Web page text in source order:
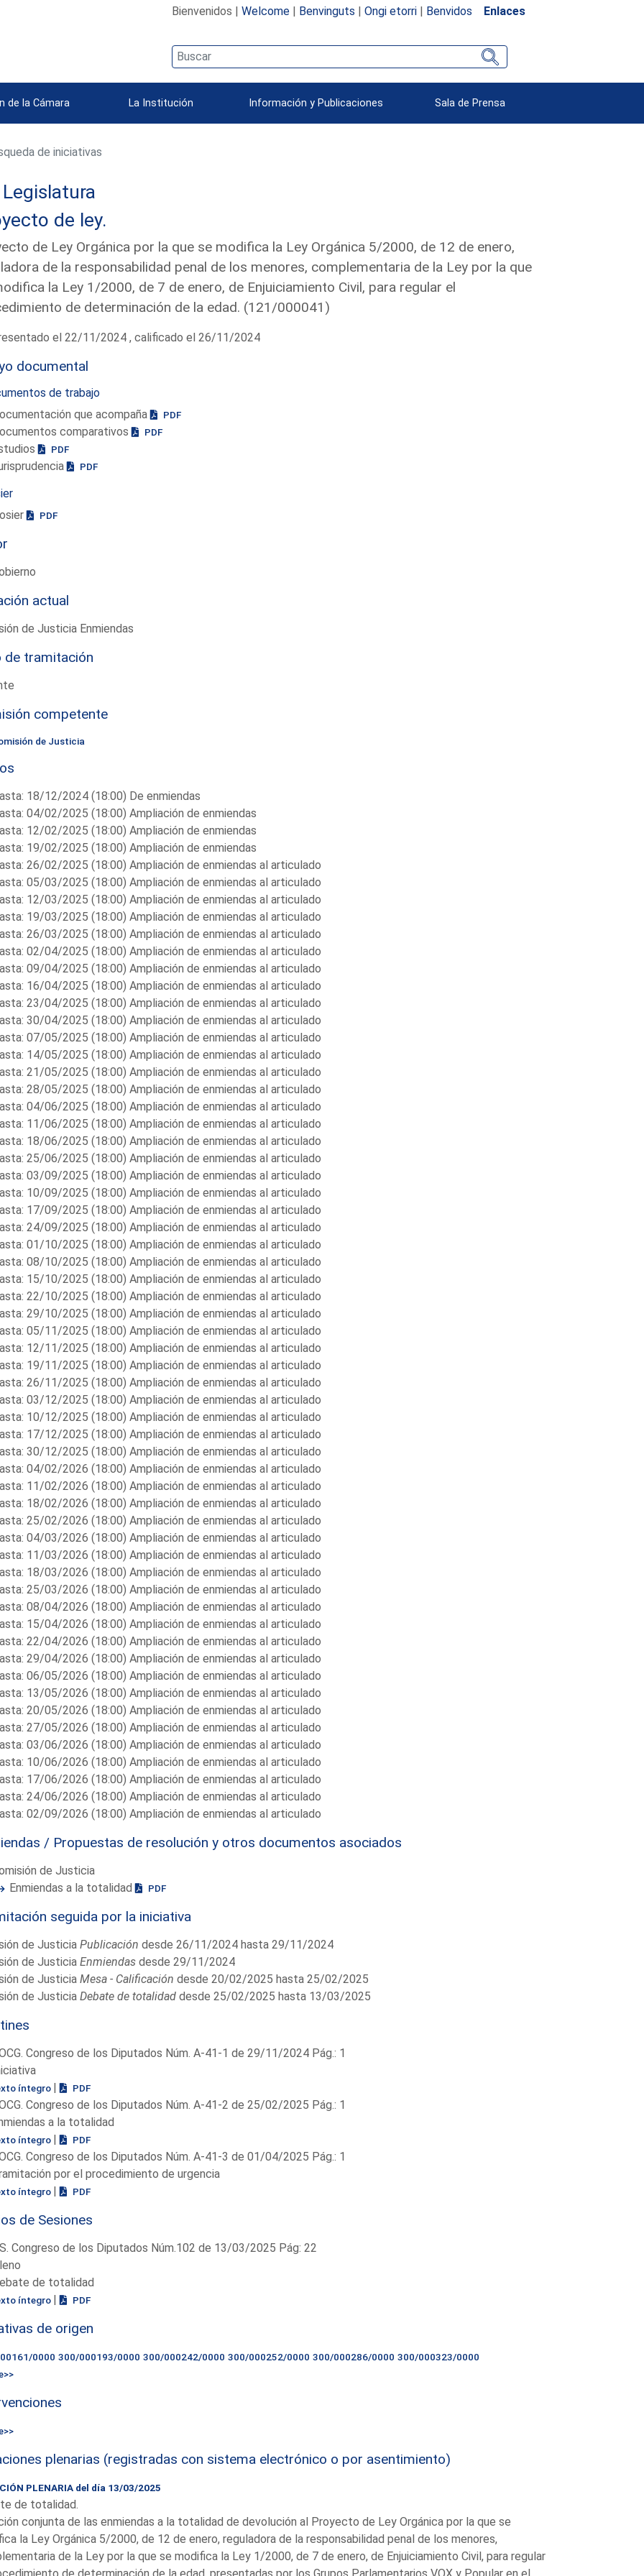
Bienvenidos | Welcome| Benvinguts | Ongi etorri| Benvidos Enlaces
de la Cámara La Institución Información y Publicaciones Sala de Prensa
de iniciativas
de ley.
de Ley Orgánica por la que se modifica la Ley Orgánica 5/2000, de 12 de enero,
de la responsabilidad penal de los menores, complementaria de la Ley por la que
la Ley 1/2000, de 7 de enero, de Enjuiciamiento Civil, para regular el
de determinación de la edad. (121/000041)
el 22/11/2024 , calificado el 26/11/2024
documental
de trabajo
que acompaña
PDF
comparativos PDF
PDF
PDF
PDF
actual
de Justicia Enmiendas
de tramitación
competente
de Justicia
18/12/2024 (18:00) De enmiendas
04/02/2025 (18:00) Ampliación de enmiendas
12/02/2025 (18:00) Ampliación de enmiendas
19/02/2025 (18:00) Ampliación de enmiendas
26/02/2025 (18:00) Ampliación de enmiendas al articulado
05/03/2025 (18:00) Ampliación de enmiendas al articulado
12/03/2025 (18:00) Ampliación de enmiendas al articulado
19/03/2025 (18:00) Ampliación de enmiendas al articulado
26/03/2025 (18:00) Ampliación de enmiendas al articulado
02/04/2025 (18:00) Ampliación de enmiendas al articulado
09/04/2025 (18:00) Ampliación de enmiendas al articulado
16/04/2025 (18:00) Ampliación de enmiendas al articulado
23/04/2025 (18:00) Ampliación de enmiendas al articulado
30/04/2025 (18:00) Ampliación de enmiendas al articulado
07/05/2025 (18:00) Ampliación de enmiendas al articulado
14/05/2025 (18:00) Ampliación de enmiendas al articulado
21/05/2025 (18:00) Ampliación de enmiendas al articulado
28/05/2025 (18:00) Ampliación de enmiendas al articulado
04/06/2025 (18:00) Ampliación de enmiendas al articulado
11/06/2025 (18:00) Ampliación de enmiendas al articulado
18/06/2025 (18:00) Ampliación de enmiendas al articulado
25/06/2025 (18:00) Ampliación de enmiendas al articulado
03/09/2025 (18:00) Ampliación de enmiendas al articulado
10/09/2025 (18:00) Ampliación de enmiendas al articulado
17/09/2025 (18:00) Ampliación de enmiendas al articulado
24/09/2025 (18:00) Ampliación de enmiendas al articulado
01/10/2025 (18:00) Ampliación de enmiendas al articulado
08/10/2025 (18:00) Ampliación de enmiendas al articulado
15/10/2025 (18:00) Ampliación de enmiendas al articulado
22/10/2025 (18:00) Ampliación de enmiendas al articulado
29/10/2025 (18:00) Ampliación de enmiendas al articulado
05/11/2025 (18:00) Ampliación de enmiendas al articulado
12/11/2025 (18:00) Ampliación de enmiendas al articulado
19/11/2025 (18:00) Ampliación de enmiendas al articulado
26/11/2025 (18:00) Ampliación de enmiendas al articulado
03/12/2025 (18:00) Ampliación de enmiendas al articulado
10/12/2025 (18:00) Ampliación de enmiendas al articulado
17/12/2025 (18:00) Ampliación de enmiendas al articulado
30/12/2025 (18:00) Ampliación de enmiendas al articulado
04/02/2026 (18:00) Ampliación de enmiendas al articulado
11/02/2026 (18:00) Ampliación de enmiendas al articulado
18/02/2026 (18:00) Ampliación de enmiendas al articulado
25/02/2026 (18:00) Ampliación de enmiendas al articulado
04/03/2026 (18:00) Ampliación de enmiendas al articulado
11/03/2026 (18:00) Ampliación de enmiendas al articulado
18/03/2026 (18:00) Ampliación de enmiendas al articulado
25/03/2026 (18:00) Ampliación de enmiendas al articulado
08/04/2026 (18:00) Ampliación de enmiendas al articulado
15/04/2026 (18:00) Ampliación de enmiendas al articulado
22/04/2026 (18:00) Ampliación de enmiendas al articulado
29/04/2026 (18:00) Ampliación de enmiendas al articulado
06/05/2026 (18:00) Ampliación de enmiendas al articulado
13/05/2026 (18:00) Ampliación de enmiendas al articulado
20/05/2026 (18:00) Ampliación de enmiendas al articulado
27/05/2026 (18:00) Ampliación de enmiendas al articulado
03/06/2026 (18:00) Ampliación de enmiendas al articulado
10/06/2026 (18:00) Ampliación de enmiendas al articulado
17/06/2026 (18:00) Ampliación de enmiendas al articulado
24/06/2026 (18:00) Ampliación de enmiendas al articulado
02/09/2026 (18:00) Ampliación de enmiendas al articulado
/ Propuestas de resolución y otros documentos asociados
de Justicia
Enmiendas a la totalidad
PDF
seguida por la iniciativa
de Justicia Publicación desde 26/11/2024 hasta 29/11/2024
de Justicia Enmiendasdesde 29/11/2024
de Justicia Mesa - Calificación desde 20/02/2025 hasta 25/02/2025
de Justicia Debate de totalidaddesde 25/02/2025 hasta 13/03/2025
Congreso de los Diputados Núm. A-41-1 de 29/11/2024 Pág.: 1
íntegro | PDF
Congreso de los Diputados Núm. A-41-2 de 25/02/2025 Pág.: 1
a la totalidad
íntegro | PDF
Congreso de los Diputados Núm. A-41-3 de 01/04/2025 Pág.: 1
por el procedimiento de urgencia
íntegro | PDF
de Sesiones
Congreso de los Diputados Núm.102 de 13/03/2025 Pág: 22
de totalidad
íntegro | PDF
de origen
0000 300/000193/0000 300/000242/0000 300/000252/0000 300/000286/0000 300/000323/0000
plenarias (registradas con sistema electrónico o por asentimiento)
PLENARIA del día 13/03/2025
de totalidad.
conjunta de las enmiendas a la totalidad de devolución al Proyecto de Ley Orgánica por la que se
la Ley Orgánica 5/2000, de 12 de enero, reguladora de la responsabilidad penal de los menores,
de la Ley por la que se modifica la Ley 1/2000, de 7 de enero, de Enjuiciamiento Civil, para regular
de determinación de la edad, presentadas por los Grupos Parlamentarios VOX y Popular en el